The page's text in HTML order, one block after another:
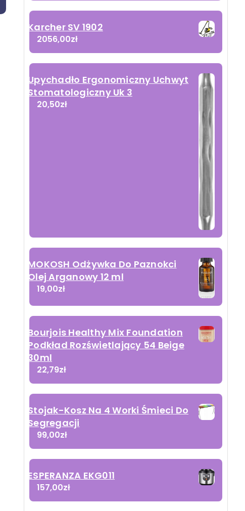
Karcher SV 1902
2056,00zł
Upychadło Ergonomiczny Uchwyt
Stomatologiczny Uk 3
20,50zł
MOKOSH Odżywka Do Paznokci
Olej Arganowy 12 ml
19,00zł
Bourjois Healthy Mix Foundation
Podkład Rozświetlający 54 Beige
30ml
22,79zł
Stojak-Kosz Na 4 Worki Śmieci Do
Segregacji
99,00zł
ESPERANZA EKG011
157,00zł